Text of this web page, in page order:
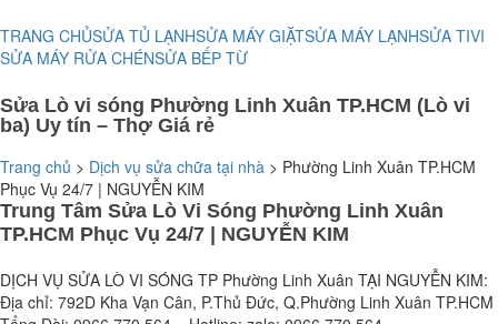
TRANG CHỦSỬA TỦ LẠNHSỬA MÁY GIẶTSỬA MÁY LẠNHSỬA TIVI
SỬA MÁY RỬA CHÉNSỬA BẾP TỪ
Sửa Lò vi sóng Phường Linh Xuân TP.HCM (Lò vi
ba) Uy tín – Thợ Giá rẻ
Trang chủ > Dịch vụ sửa chữa tại nhà > Phường Linh Xuân TP.HCM
Phục Vụ 24/7 | NGUYỄN KIM
Trung Tâm Sửa Lò Vi Sóng Phường Linh Xuân
TP.HCM Phục Vụ 24/7 | NGUYỄN KIM
DỊCH VỤ SỬA LÒ VI SÓNG TP Phường Linh Xuân TẠI NGUYỄN KIM:
Địa chỉ: 792D Kha Vạn Cân, P.Thủ Đức, Q.Phường Linh Xuân TP.HCM